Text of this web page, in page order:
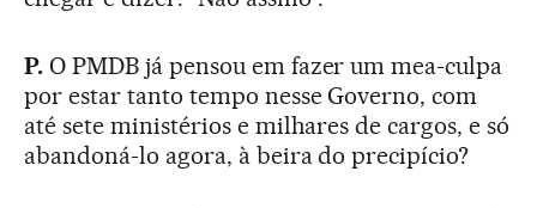
P. O PMDB já pensou em fazer um mea-culpa
por estar tanto tempo nesse Governo, com
até sete ministérios e milhares de cargos, e só
abandoná-lo agora, à beira do precipício?